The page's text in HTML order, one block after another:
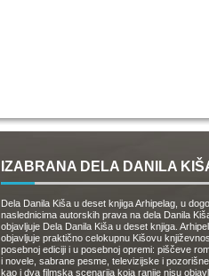
IZABRANA DELA DANILA
Dela Danila Kiša u deset knjiga Arhipelag, u
naslednicima autorskih prava na dela Danila
objavljuje Dela Danila Kiša u deset knjiga.
objavljuje praktično celokupnu Kišovu
posebnoj ediciji i u posebnoj opremi: piščeve
i novele, sabrane pesme, televizijske i pozorišne
kao i dva filmska scenarija koja ranije nisu